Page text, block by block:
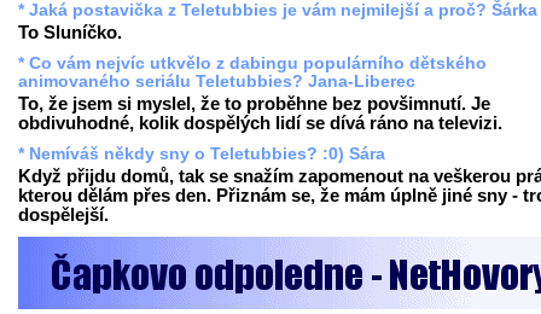
* Jaká postavička z Teletubbies je vám nejmilejší a proč? Šárka
To Sluníčko.
* Co vám nejvíc utkvělo z dabingu populárního dětského
animovaného seriálu Teletubbies? Jana-Liberec
To, že jsem si myslel, že to proběhne bez povšimnutí. Je
obdivuhodné, kolik dospělých lidí se dívá ráno na televizi.
* Nemíváš někdy sny o Teletubbies? :0) Sára
Když přijdu domů, tak se snažím zapomenout na veškerou
kterou dělám přes den. Přiznám se, že mám úplně jiné sny -
dospělejší.